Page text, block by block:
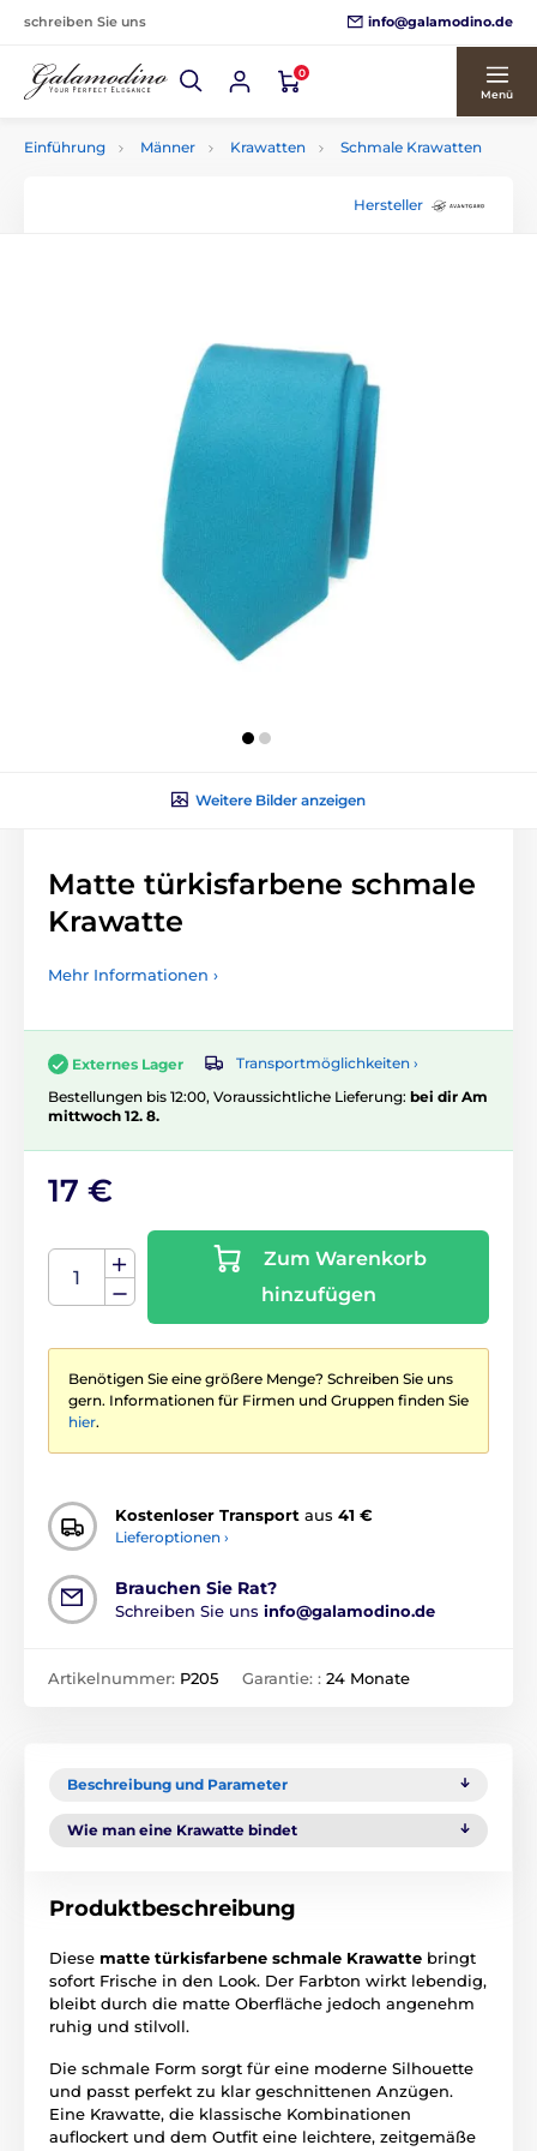
schreiben Sie uns info@galamodino.de
0
Menü
Einführung Männer Krawatten Schmale Krawatten
Hersteller
Weitere Bilder anzeigen
Matte türkisfarbene schmale
Krawatte
Mehr Informationen ›
Externes Lager
Transportmöglichkeiten ›
Bestellungen bis 12:00, Voraussichtliche Lieferung: bei dir Am
mittwoch 12. 8.
17 €
Zum Warenkorb
hinzufügen
Benötigen Sie eine größere Menge? Schreiben Sie uns
gern. Informationen für Firmen und Gruppen finden Sie
hier.
Kostenloser Transport aus 41 €
Lieferoptionen ›
Brauchen Sie Rat?
Schreiben Sie uns info@galamodino.de
Artikelnummer: P205 Garantie: : 24 Monate
Beschreibung und Parameter
Wie man eine Krawatte bindet
Produktbeschreibung
Diese matte türkisfarbene schmale Krawatte bringt
sofort Frische in den Look. Der Farbton wirkt lebendig,
bleibt durch die matte Oberfläche jedoch angenehm
ruhig und stilvoll.
Die schmale Form sorgt für eine moderne Silhouette
und passt perfekt zu klar geschnittenen Anzügen.
Eine Krawatte, die klassische Kombinationen
auflockert und dem Outfit eine leichtere, zeitgemäße